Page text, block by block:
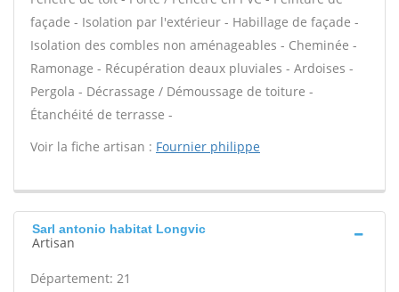
façade - Isolation par l'extérieur - Habillage de façade -
Isolation des combles non aménageables - Cheminée -
Ramonage - Récupération deaux pluviales - Ardoises -
Pergola - Décrassage / Démoussage de toiture -
Étanchéité de terrasse -
Voir la fiche artisan : Fournier philippe
Sarl antonio habitat Longvic
Artisan
Département: 21